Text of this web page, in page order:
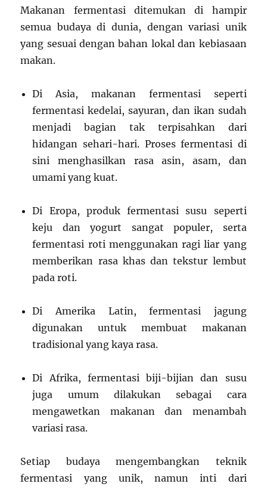
Makanan fermentasi ditemukan di hampir
semua budaya di dunia, dengan variasi unik
yang sesuai dengan bahan lokal dan kebiasaan
makan.
Di Asia, makanan fermentasi seperti
fermentasi kedelai, sayuran, dan ikan sudah
menjadi bagian tak terpisahkan dari
hidangan sehari-hari. Proses fermentasi di
sini menghasilkan rasa asin, asam, dan
umami yang kuat.
Di Eropa, produk fermentasi susu seperti
keju dan yogurt sangat populer, serta
fermentasi roti menggunakan ragi liar yang
memberikan rasa khas dan tekstur lembut
pada roti.
Di Amerika Latin, fermentasi jagung
digunakan untuk membuat makanan
tradisional yang kaya rasa.
Di Afrika, fermentasi biji-bijian dan susu
juga umum dilakukan sebagai cara
mengawetkan makanan dan menambah
variasi rasa.
Setiap budaya mengembangkan teknik
fermentasi yang unik, namun inti dari